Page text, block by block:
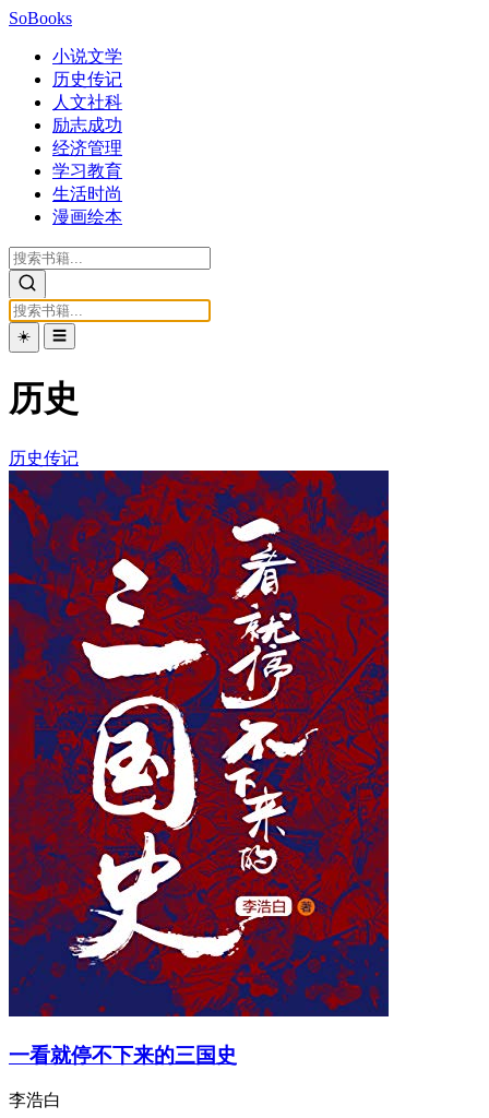
SoBooks
小说文学
历史传记
人文社科
励志成功
经济管理
学习教育
生活时尚
漫画绘本
☀️ ☰
历史
历史传记
一看就停不下来的三国史
李浩白